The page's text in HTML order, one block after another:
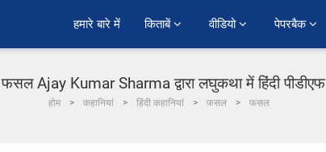
हमारे बारे में किताबें वीडियो पेपरबैक
फसल Ajay Kumar Sharma द्वारा लघुकथा में हिंदी पीडीएफ
होम कहानियां हिंदी कहानियां फसल फसल